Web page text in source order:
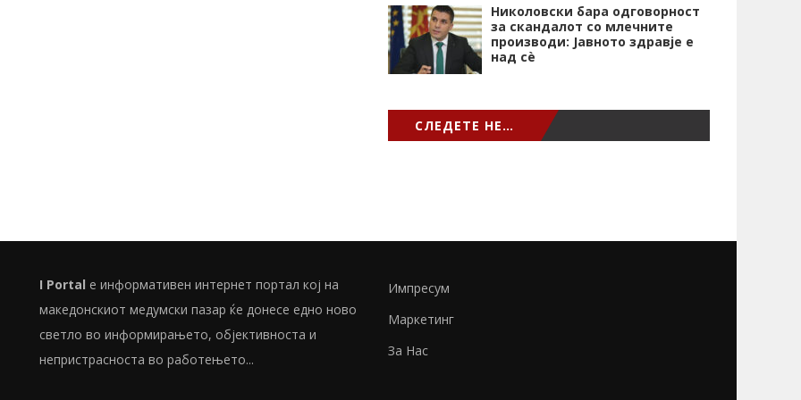
Николовски бара одговорност
за скандалот со млечните
производи: Јавното здравје е
над сѐ
СЛЕДЕТЕ НЕ…
I Portal е информативен интернет портал кој на
македонскиот медумски пазар ќе донесе едно ново
светло во информирањето, објективноста и
непристрасноста во работењето...
Импресум
Маркетинг
За Нас